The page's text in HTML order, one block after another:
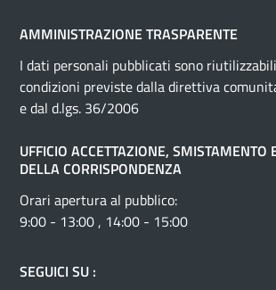
AMMINISTRAZIONE TRASPARENTE
I dati personali pubblicati sono
condizioni previste dalla direttiva
e dal d.lgs. 36/2006
UFFICIO ACCETTAZIONE, SMISTAMENTO
DELLA CORRISPONDENZA
Orari apertura al pubblico:
9:00 - 13:00 , 14:00 - 15:00
SEGUICI SU :